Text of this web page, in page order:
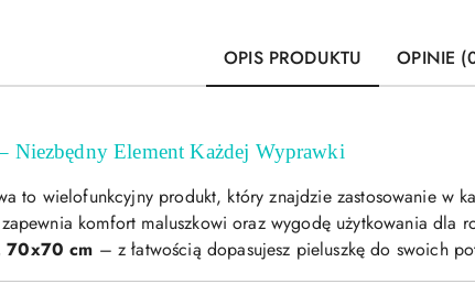
OPIS PRODUKTU OPINIE
Niezbędny Element Każdej Wyprawki
to wielofunkcyjny produkt, który znajdzie zastosowanie w
komfort maluszkowi oraz wygodę użytkowania dla
70x70 cm – z łatwością dopasujesz pieluszkę do swoich